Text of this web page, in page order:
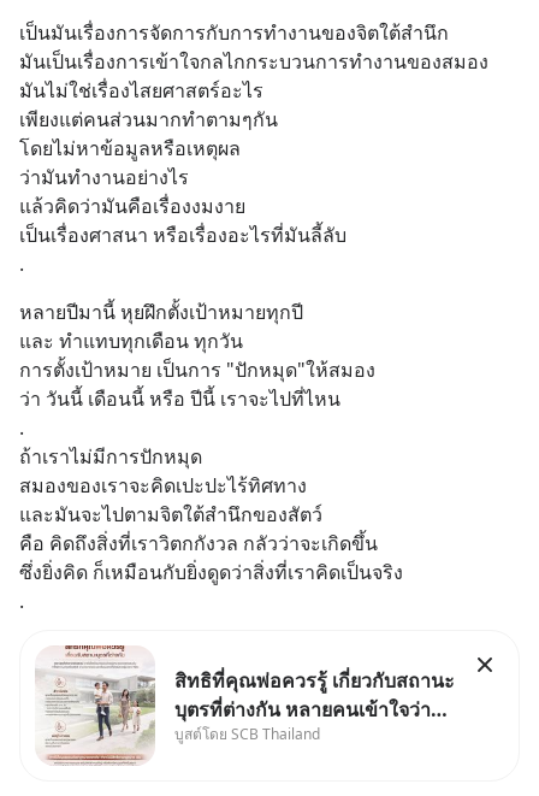
เป็นมันเรื่องการจัดการกับการทำงานของจิตใต้สำนึก
มันเป็นเรื่องการเข้าใจกลไกกระบวนการทำงานของสมอง
มันไม่ใช่เรื่องไสยศาสตร์อะไร
เพียงแต่คนส่วนมากทำตามๆกัน
โดยไม่หาข้อมูลหรือเหตุผล
ว่ามันทำงานอย่างไร
แล้วคิดว่ามันคือเรื่องงมงาย
เป็นเรื่องศาสนา หรือเรื่องอะไรที่มันลี้ลับ
.
หลายปีมานี้ หุยฝึกตั้งเป้าหมายทุกปี
และ ทำแทบทุกเดือน ทุกวัน
การตั้งเป้าหมาย เป็นการ "ปักหมุด"ให้สมอง
ว่า วันนี้ เดือนนี้ หรือ ปีนี้ เราจะไปที่ไหน
.
ถ้าเราไม่มีการปักหมุด
สมองของเราจะคิดเปะปะไร้ทิศทาง
และมันจะไปตามจิตใต้สำนึกของสัตว์
คือ คิดถึงสิ่งที่เราวิตกกังวล กลัวว่าจะเกิดขึ้น
ซึ่งยิ่งคิด ก็เหมือนกับยิ่งดูดว่าสิ่งที่เราคิดเป็นจริง
.
สิทธิที่คุณพ่อควรรู้ เกี่ยวกับสถานะ
บุตรที่ต่างกัน หลายคนเข้าใจว่า
"เมื่อเป็นลูกของพ่อและแม่ ก็ย่อม
บูสต์โดย SCB Thailand